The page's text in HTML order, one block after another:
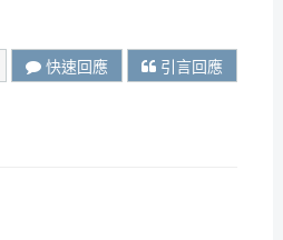
快速回應 引言回應